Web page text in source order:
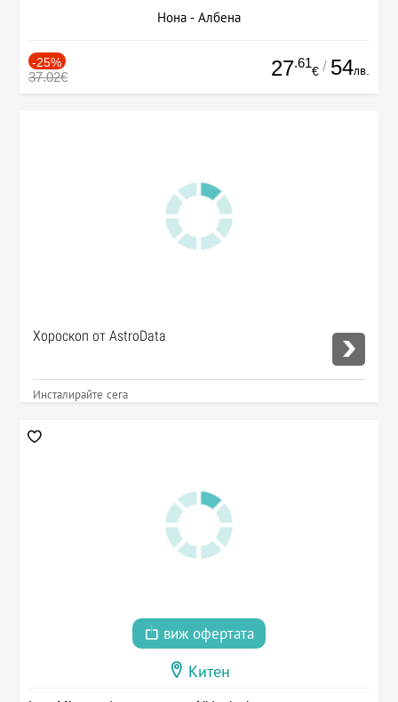
Нона - Албена
-25%
37.02€ 27.61
€ / 54лв.
Хороскоп от AstroData
Инсталирайте сега
виж офертата
Китен